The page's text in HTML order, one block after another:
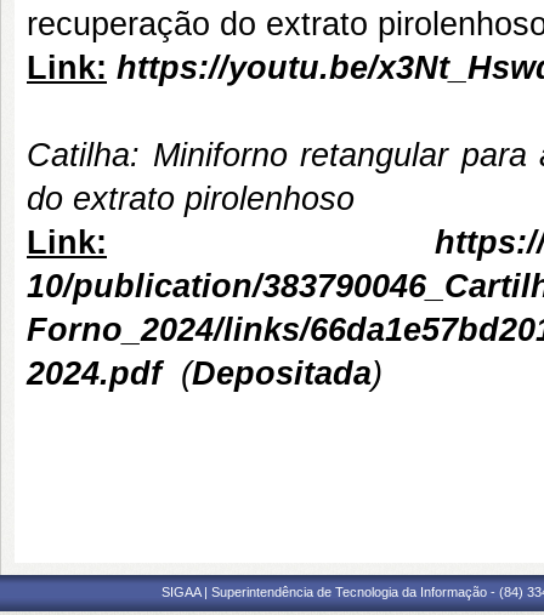
recuperação do extrato
Link: https://youtu.be/
Catilha: Miniforno retangular
do extrato pirolenhoso
Link:
10/publication/
Forno_2024/links/
2024.pdf (Depositada)
SIGAA | Superintendência de Tecnologia da Informação - (84)